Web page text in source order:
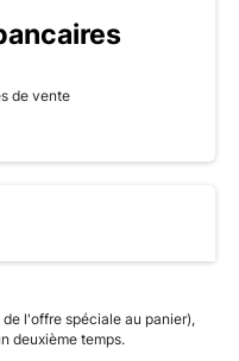
de vente
de l'offre spéciale au panier),
deuxième temps.